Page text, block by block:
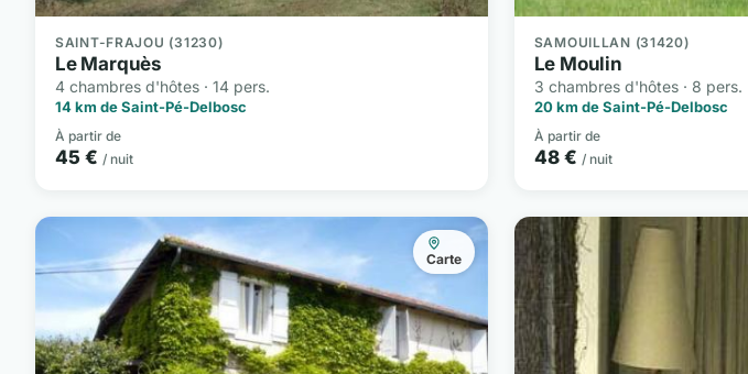
SAINT-FRAJOU (31230)
Le Marquès
4 chambres d'hôtes · 14 pers.
14 km de Saint-Pé-Delbosc
À partir de
45 € / nuit
SAMOUILLAN (31420)
Le Moulin
3 chambres d'hôtes · 8 pers.
20 km de Saint-Pé-Delbosc
À partir de
48 € / nuit
Carte